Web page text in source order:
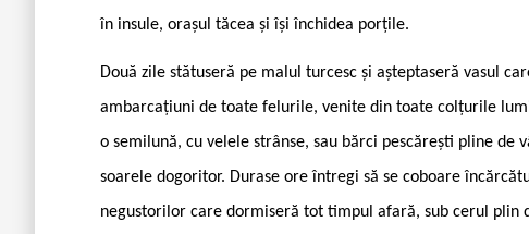
în insule, orașul tăcea și își închidea porțile.
Două zile stătuseră pe malul turcesc și așteptaseră vasul
ambarcațiuni de toate felurile, venite din toate colțurile
o semilună, cu velele strânse, sau bărci pescărești pline de
soarele dogoritor. Durase ore întregi să se coboare
negustorilor care dormiseră tot timpul afară, sub cerul plin